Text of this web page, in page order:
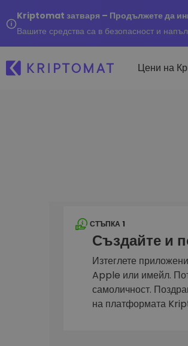
Kriptomat затваря – Продължете да
Вашите средства са в безопасност и
Цени на
в
СТЪПКА 1
Създайте и
Изтеглете
Apple или имейл.
самоличност.
на платформата